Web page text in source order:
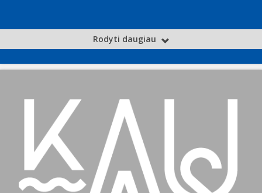
Rodyti daugiau